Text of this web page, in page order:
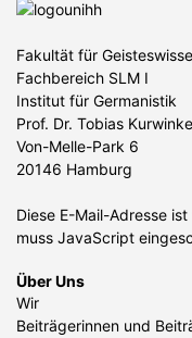
Fakultät für
Fachbereich SLM I
Institut für Germanistik
Prof. Dr. Tobias
Von-Melle-Park 6
20146 Hamburg
Diese E-Mail-Adresse
muss JavaScript
Über Uns
Wir
Beiträgerinnen und